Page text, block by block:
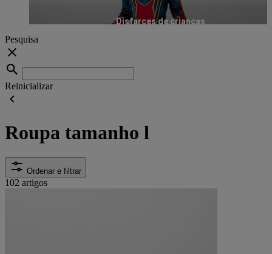
Disfarces de crianças
Pesquisa
Reinicializar
Roupa tamanho l
Ordenar e filtrar
102 artigos